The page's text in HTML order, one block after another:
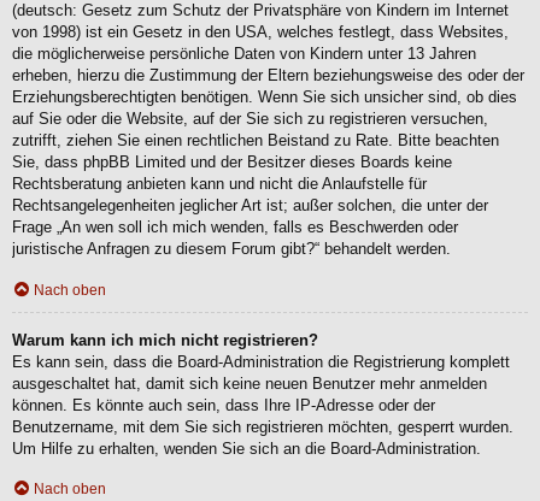
(deutsch: Gesetz zum Schutz der Privatsphäre von Kindern im Internet
von 1998) ist ein Gesetz in den USA, welches festlegt, dass Websites,
die möglicherweise persönliche Daten von Kindern unter 13 Jahren
erheben, hierzu die Zustimmung der Eltern beziehungsweise des oder der
Erziehungsberechtigten benötigen. Wenn Sie sich unsicher sind, ob dies
auf Sie oder die Website, auf der Sie sich zu registrieren versuchen,
zutrifft, ziehen Sie einen rechtlichen Beistand zu Rate. Bitte beachten
Sie, dass phpBB Limited und der Besitzer dieses Boards keine
Rechtsberatung anbieten kann und nicht die Anlaufstelle für
Rechtsangelegenheiten jeglicher Art ist; außer solchen, die unter der
Frage „An wen soll ich mich wenden, falls es Beschwerden oder
juristische Anfragen zu diesem Forum gibt?“ behandelt werden.
Nach oben
Warum kann ich mich nicht registrieren?
Es kann sein, dass die Board-Administration die Registrierung komplett
ausgeschaltet hat, damit sich keine neuen Benutzer mehr anmelden
können. Es könnte auch sein, dass Ihre IP-Adresse oder der
Benutzername, mit dem Sie sich registrieren möchten, gesperrt wurden.
Um Hilfe zu erhalten, wenden Sie sich an die Board-Administration.
Nach oben